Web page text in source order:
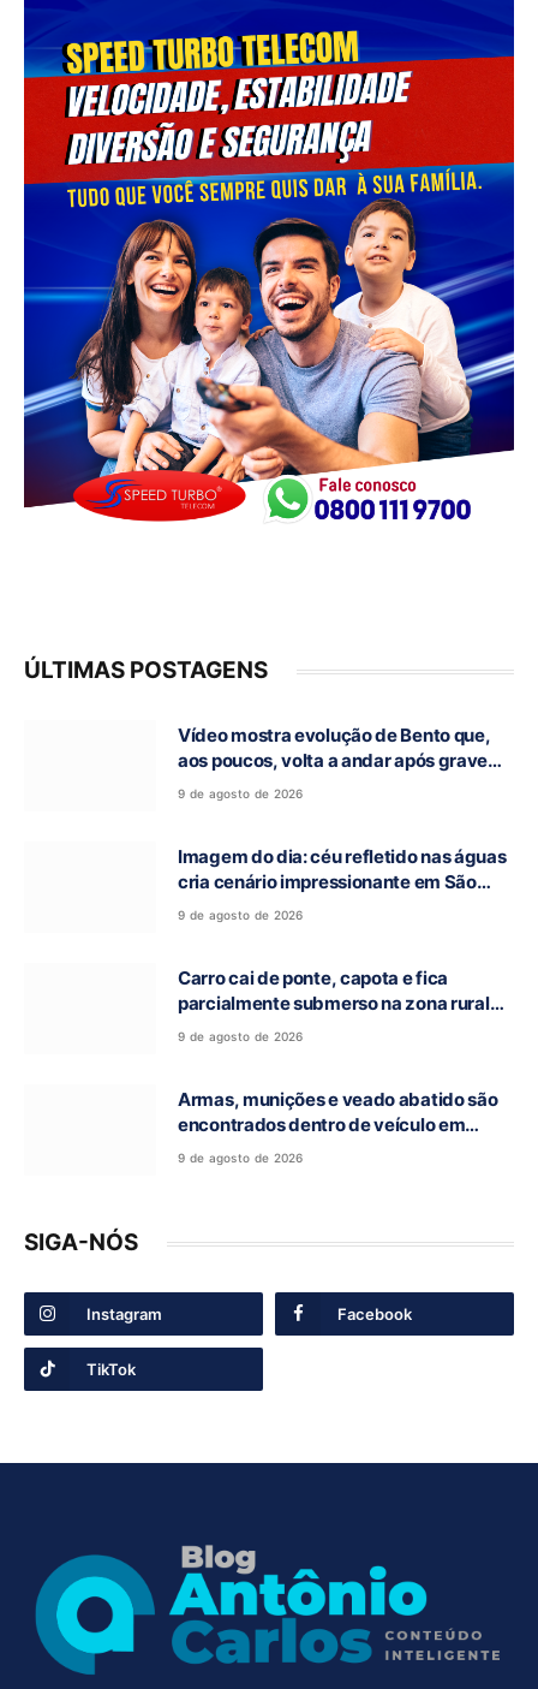
ÚLTIMAS POSTAGENS
Vídeo mostra evolução de Bento que,
aos poucos, volta a andar após grave
acidente na GO-118, em Campos Belos-
9 de agosto de 2026
Imagem do dia: céu refletido nas águas
cria cenário impressionante em São
Domingos-GO
9 de agosto de 2026
Carro cai de ponte, capota e fica
parcialmente submerso na zona rural
de Nova Roma-GO
9 de agosto de 2026
Armas, munições e veado abatido são
encontrados dentro de veículo em
Guarani de Goiás
9 de agosto de 2026
SIGA-NÓS
Instagram Facebook
TikTok